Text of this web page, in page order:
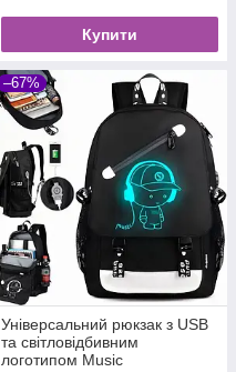
Купити
–67%
Універсальний рюкзак з USB
та світловідбивним
логотипом Music